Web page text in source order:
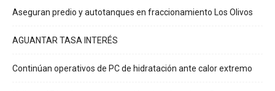
Aseguran predio y autotanques en fraccionamiento Los Olivos
AGUANTAR TASA INTERÉS
Continúan operativos de PC de hidratación ante calor extremo